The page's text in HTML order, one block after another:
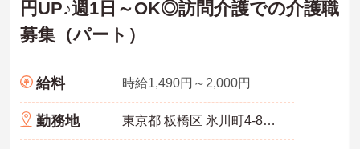
円UP♪週1日～OK◎訪問介護での介護職
募集（パート）
給料 時給1,490円～2,000円
勤務地 東京都 板橋区 氷川町4-8 メゾンタカノハ